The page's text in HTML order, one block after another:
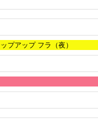
プアップ フラ（夜）